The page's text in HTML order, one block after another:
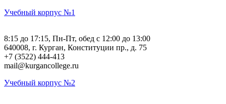
Учебный корпус №1
8:15 до 17:15, Пн-Пт, обед с 12:00 до 13:00
640008, г. Курган, Конституции пр., д. 75
+7 (3522) 444-413
mail@kurgancollege.ru
Учебный корпус №2